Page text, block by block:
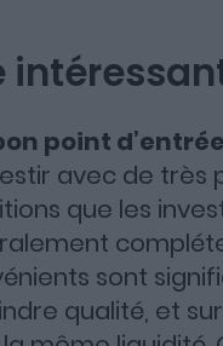
point d’entrée
avec de très
que les
sont
qualité, et